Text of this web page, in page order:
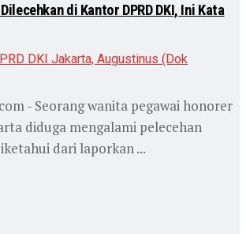
di Kantor DPRD DKI, Ini Kata
- Seorang wanita pegawai honorer
diduga mengalami pelecehan
dari laporkan ...